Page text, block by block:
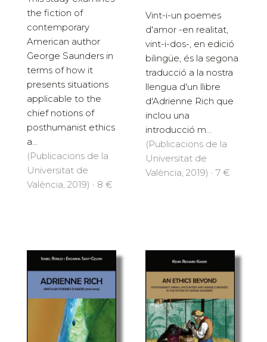
the fiction of
contemporary
American author
George Saunders in
terms of how it
presents situations
applicable to the
chief notions of
posthumanist ethics
a...
(Publicacions de la
Universitat de
València, 2019) · 8 €
Vint-i-un poemes
d'amor -en realitat,
vint-i-dos-, en edició
bilingüe, és la segona
traducció a la nostra
llengua d'un llibre
d'Adrienne Rich que
inclou una
introducció m...
(Publicacions de la
Universitat de
València, 2019) · 7 €